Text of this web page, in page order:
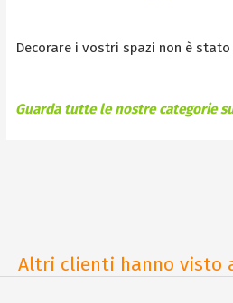
Decorare i vostri spazi non è
Guarda tutte le nostre categorie
Altri clienti hanno visto